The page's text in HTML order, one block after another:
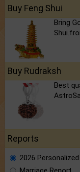
Buy Feng Shui
Bring
Buy Rudraksh
Best
Reports
2026